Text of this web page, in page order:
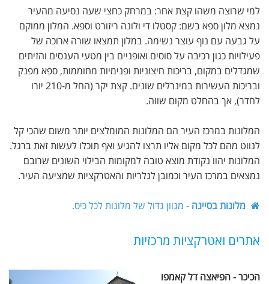
למי שרוצה משהו קצת אחר: במרחק כחצי שעה נסיעה מהעיר
נמצא מלון ספא בשם: קסטלו די ולונה ריזורט וספא. המלון ממוקם
על גבעה עם נוף עוצר נשימה. במלון תמצאו שורה ארוכה של
פעילויות כגון רכיבה על סוסים ואופניים בין מטעי הענסים והזיתים
שמגדלים במקום, בריכות חיצוניות ופנימיות מחוממות, ספא מפנק
ובריכות העשירות במינרלים שונים. קצת יקר (החל מ-210 יורו
לחדר), אך בהחלט מקום שווה.
המלונות במרכז העיר הם המלונות המומלצים יותר משום שהכי קל
לנווט מהם לכל מקום אליו תרצו להגיע ואף תוכלו לעשות זאת ברגל.
המלונות יהוו נקודת מוצא טובה למקומות הבילוי השונים שרובם
נמצאים במרכז העיר וכמובן לגלריות והאטרקציות שמציעה העיר.
מלונות בסיינה - מגוון גדול של מלונות לכל כיס.
אתרים ואטרקציות מרכזיות
הכיכר - הפיאצה דל קאמפו